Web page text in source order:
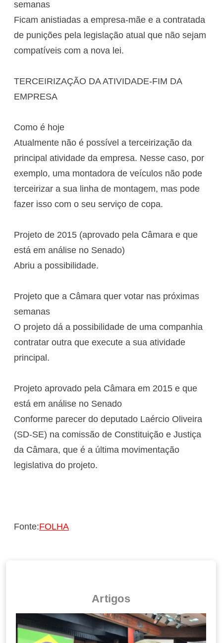
semanas
Ficam anistiadas a empresa-mãe e a contratada
de punições pela legislação atual que não sejam
compatíveis com a nova lei.
TERCEIRIZAÇÃO DA ATIVIDADE-FIM DA
EMPRESA
Como é hoje
Atualmente não é possível a terceirização da
principal atividade da empresa. Nesse caso, por
exemplo, uma montadora de veículos não pode
terceirizar a sua linha de montagem, mas pode
fazer isso com o seu serviço de copa.
Projeto de 2015 (aprovado pela Câmara e que
está em análise no Senado)
Abriu a possibilidade.
Projeto que a Câmara quer votar nas próximas
semanas
O projeto dá a possibilidade de uma companhia
contratar outra que execute a sua atividade
principal.
Projeto aprovado pela Câmara em 2015 e que
está em análise no Senado
Conforme parecer do deputado Laércio Oliveira
(SD-SE) na comissão de Constituição e Justiça
da Câmara, que é a última movimentação
legislativa do projeto.
Fonte:FOLHA
Artigos